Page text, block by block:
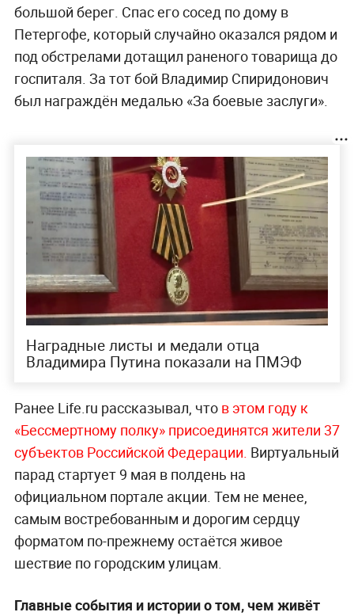
большой берег. Спас его сосед по дому в
Петергофе, который случайно оказался рядом и
под обстрелами дотащил раненого товарища до
госпиталя. За тот бой Владимир Спиридонович
был награждён медалью «За боевые заслуги».
Наградные листы и медали отца
Владимира Путина показали на ПМЭФ
Ранее Life.ru рассказывал, что в этом году к
«Бессмертному полку» присоединятся жители 37
субъектов Российской Федерации. Виртуальный
парад стартует 9 мая в полдень на
официальном портале акции. Тем не менее,
самым востребованным и дорогим сердцу
форматом по-прежнему остаётся живое
шествие по городским улицам.
Главные события и истории о том, чем живёт